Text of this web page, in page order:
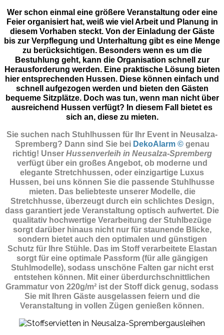
Wer schon einmal eine größere Veranstaltung oder eine
Feier organisiert hat, weiß wie viel Arbeit und Planung in
diesem Vorhaben steckt. Von der Einladung der Gäste
bis zur Verpflegung und Unterhaltung gibt es eine Menge
zu berücksichtigen. Besonders wenn es um die
Bestuhlung geht, kann die Organisation schnell zur
Herausforderung werden. Eine praktische Lösung bieten
hier entsprechenden Hussen. Diese können einfach und
schnell aufgezogen werden und bieten den Gästen
bequeme Sitzplätze. Doch was tun, wenn man nicht über
ausreichend Hussen verfügt? In diesem Fall bietet es
sich an, diese zu mieten.
Sie suchen nach Stuhlhussen für Ihr Event in Neusalza-
Spremberg? Dann sind Sie bei DekoAlarm © genau
richtig! Unser Hussenverleih in Neusalza-Spremberg
verfügt über ein großes Angebot, ob moderne und
elegante Stretchhussen, oder einzigartige Luxus
Hussen, bei uns können Sie die passende Stuhlhusse
mieten. Das beliebteste unserer Modelle, die
Stretchhusse, überzeugt durch ein schlichtes Design,
dass garantiert jede Veranstaltung optisch aufwertet. Die
qualitativ hochwertige Verarbeitung der Stuhlbezüge
sorgt darüber hinaus nicht nur für staunende Blicke,
sondern bietet auch den optimalen und günstigen
Schutz für Ihre Stühle. Das im Stoff verarbeitete Elastan
sorgt für eine optimale Passform (für alle gängigen
Stuhlmodelle), sodass unschöne Falten gar nicht erst
entstehen können. Mit einer überdurchschnittlichen
Grammatur von 220g/m² ist der Stoff dick genug, sodass
Sie mit Ihren Gäste ausgelassen feiern und die
Veranstaltung in vollen Zügen genießen können.